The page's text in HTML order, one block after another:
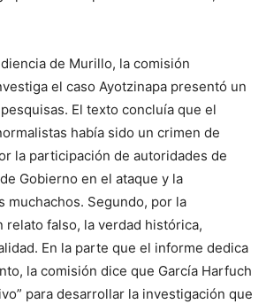
de Murillo, la comisión
el caso Ayotzinapa presentó un
El texto concluía que el
había sido un crimen de
la participación de autoridades de
Gobierno en el ataque y la
muchachos. Segundo, por la
relato falso, la verdad histórica,
En la parte que el informe dedica
la comisión dice que García Harfuch
para desarrollar la investigación que